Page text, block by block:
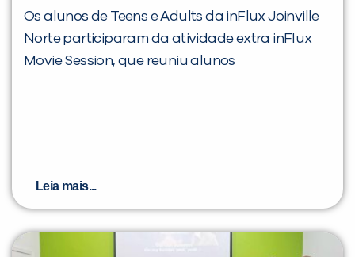
Os alunos de Teens e Adults da inFlux Joinville
Norte participaram da atividade extra inFlux
Movie Session, que reuniu alunos
Leia mais...